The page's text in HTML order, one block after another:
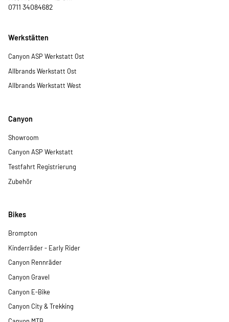
Fahrradtechnik
erfahrene Ausbilder, die sich Zeit für dich nehmen
Routine
Ausbildung
Wir möchten nicht einfach ausbilden – wir möchten
Menschen entwickeln. Bei uns darfst du Fragen stellen,
wachsen. Wir suchen keine perfekten Lebensläufe,
sondern Persönlichkeiten mit Leidenschaft, Ehrgeiz und
Bereit für den nächsten Gang?
Beruf mit Zukunft – unkompliziert hier in der Anzeige oder
direkt bei uns im Store. Wir freuen uns darauf, dich
deine Rolle bei uns vorstellst. Zeig uns deine Vision und
bei uns im Store. Wir freuen uns darauf, dich
kennenzulernen!
0711 34084682
Werkstätten
Canyon ASP Werkstatt Ost
Allbrands Werkstatt Ost
Allbrands Werkstatt West
Canyon
Showroom
Canyon ASP Werkstatt
Testfahrt Registrierung
Zubehör
Bikes
Brompton
Kinderräder - Early Rider
Canyon Rennräder
Canyon Gravel
Canyon E-Bike
Canyon City & Trekking